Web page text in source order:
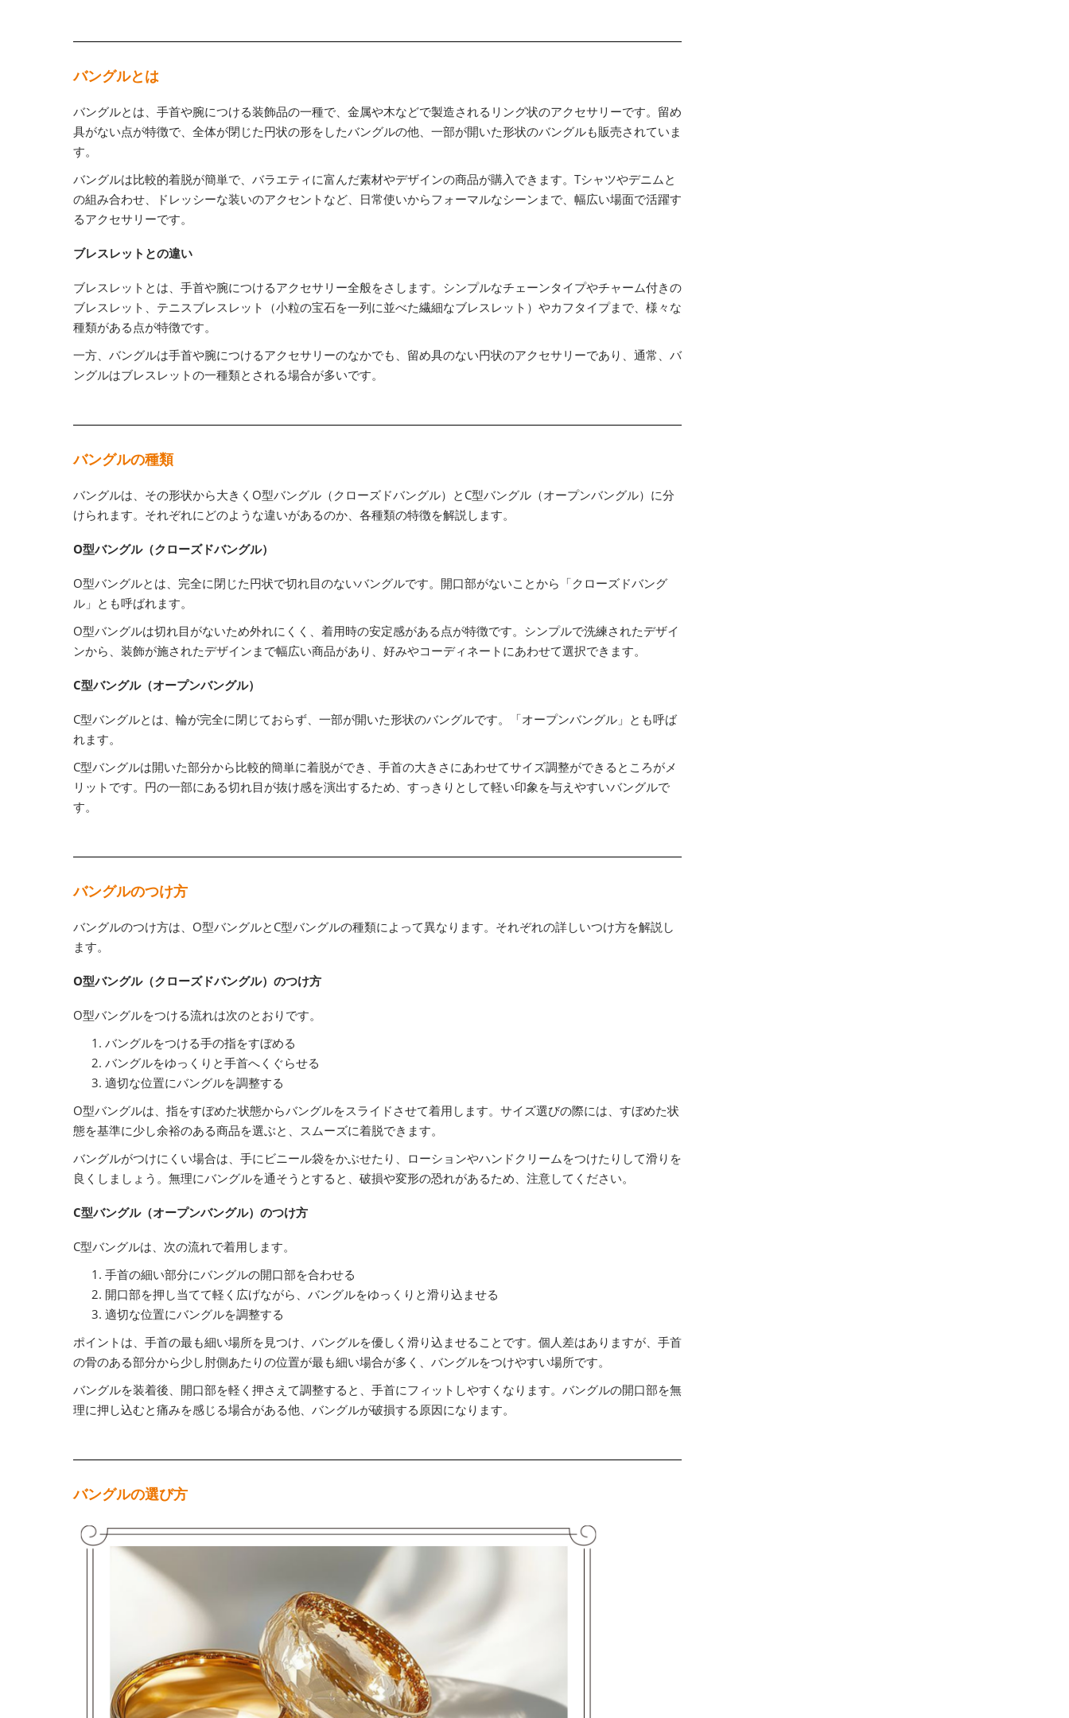
バングルとは
バングルとは、手首や腕につける装飾品の一種で、金属や木などで製造されるリング状のアクセサリーです。留め
具がない点が特徴で、全体が閉じた円状の形をしたバングルの他、一部が開いた形状のバングルも販売されていま
す。
バングルは比較的着脱が簡単で、バラエティに富んだ素材やデザインの商品が購入できます。Tシャツやデニムと
の組み合わせ、ドレッシーな装いのアクセントなど、日常使いからフォーマルなシーンまで、幅広い場面で活躍す
るアクセサリーです。
ブレスレットとの違い
ブレスレットとは、手首や腕につけるアクセサリー全般をさします。シンプルなチェーンタイプやチャーム付きの
ブレスレット、テニスブレスレット（小粒の宝石を一列に並べた繊細なブレスレット）やカフタイプまで、様々な
種類がある点が特徴です。
一方、バングルは手首や腕につけるアクセサリーのなかでも、留め具のない円状のアクセサリーであり、通常、バ
ングルはブレスレットの一種類とされる場合が多いです。
バングルの種類
バングルは、その形状から大きくO型バングル（クローズドバングル）とC型バングル（オープンバングル）に分
けられます。それぞれにどのような違いがあるのか、各種類の特徴を解説します。
O型バングル（クローズドバングル）
O型バングルとは、完全に閉じた円状で切れ目のないバングルです。開口部がないことから「クローズドバング
ル」とも呼ばれます。
O型バングルは切れ目がないため外れにくく、着用時の安定感がある点が特徴です。シンプルで洗練されたデザイ
ンから、装飾が施されたデザインまで幅広い商品があり、好みやコーディネートにあわせて選択できます。
C型バングル（オープンバングル）
C型バングルとは、輪が完全に閉じておらず、一部が開いた形状のバングルです。「オープンバングル」とも呼ば
れます。
C型バングルは開いた部分から比較的簡単に着脱ができ、手首の大きさにあわせてサイズ調整ができるところがメ
リットです。円の一部にある切れ目が抜け感を演出するため、すっきりとして軽い印象を与えやすいバングルで
す。
バングルのつけ方
バングルのつけ方は、O型バングルとC型バングルの種類によって異なります。それぞれの詳しいつけ方を解説し
ます。
O型バングル（クローズドバングル）のつけ方
O型バングルをつける流れは次のとおりです。
バングルをつける手の指をすぼめる
バングルをゆっくりと手首へくぐらせる
適切な位置にバングルを調整する
O型バングルは、指をすぼめた状態からバングルをスライドさせて着用します。サイズ選びの際には、すぼめた状
態を基準に少し余裕のある商品を選ぶと、スムーズに着脱できます。
バングルがつけにくい場合は、手にビニール袋をかぶせたり、ローションやハンドクリームをつけたりして滑りを
良くしましょう。無理にバングルを通そうとすると、破損や変形の恐れがあるため、注意してください。
C型バングル（オープンバングル）のつけ方
C型バングルは、次の流れで着用します。
手首の細い部分にバングルの開口部を合わせる
開口部を押し当てて軽く広げながら、バングルをゆっくりと滑り込ませる
適切な位置にバングルを調整する
ポイントは、手首の最も細い場所を見つけ、バングルを優しく滑り込ませることです。個人差はありますが、手首
の骨のある部分から少し肘側あたりの位置が最も細い場合が多く、バングルをつけやすい場所です。
バングルを装着後、開口部を軽く押さえて調整すると、手首にフィットしやすくなります。バングルの開口部を無
理に押し込むと痛みを感じる場合がある他、バングルが破損する原因になります。
バングルの選び方